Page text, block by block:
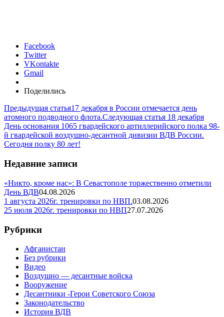
Facebook
Twitter
VKontakte
Gmail
Поделились
Предыдущая статья17 декабря в России отмечается день
атомного подводного флота.Следующая статья 18 декабря
День основания 1065 гвардейского артиллерийского полка 98-
й гвардейской воздушно-десантной дивизии ВДВ России.
Сегодня полку 80 лет!
Недавние записи
«Никто, кроме нас»: В Севастополе торжественно отметили
День ВДВ04.08.2026
1 августа 2026г. тренировки по НВП.03.08.2026
25 июля 2026г. тренировки по НВП27.07.2026
Рубрики
Афганистан
Без рубрики
Видео
Воздушно — десантные войска
Вооружение
Десантники -Герои Советского Союза
Законодательство
История ВДВ